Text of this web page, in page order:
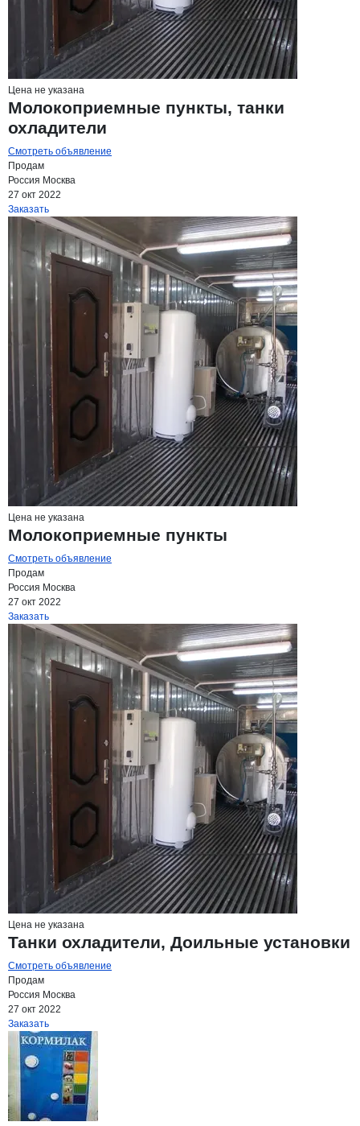
Цена не указана
Молокоприемные пункты, танки
охладители
Смотреть объявление
Продам
Россия Москва
27 окт 2022
Заказать
Цена не указана
Молокоприемные пункты
Смотреть объявление
Продам
Россия Москва
27 окт 2022
Заказать
Цена не указана
Танки охладители, Доильные установки
Смотреть объявление
Продам
Россия Москва
27 окт 2022
Заказать